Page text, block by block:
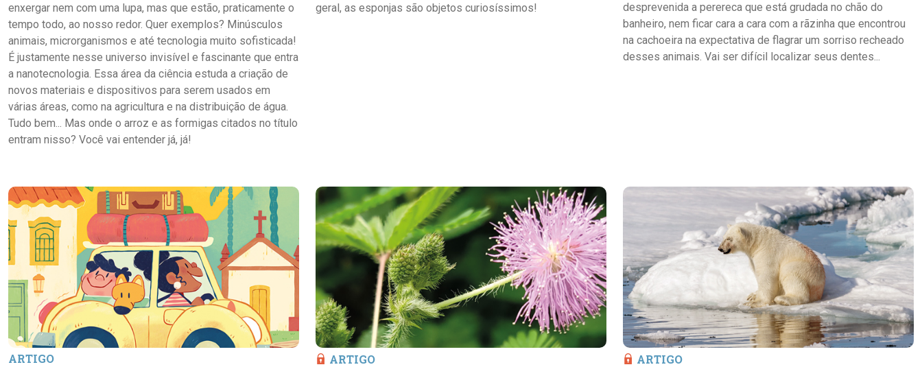
enxergar nem com uma lupa, mas que estão, praticamente o
tempo todo, ao nosso redor. Quer exemplos? Minúsculos
animais, microrganismos e até tecnologia muito sofisticada!
É justamente nesse universo invisível e fascinante que entra
a nanotecnologia. Essa área da ciência estuda a criação de
novos materiais e dispositivos para serem usados em
várias áreas, como na agricultura e na distribuição de água.
Tudo bem... Mas onde o arroz e as formigas citados no título
entram nisso? Você vai entender já, já!
geral, as esponjas são objetos curiosíssimos!
desprevenida a perereca que está grudada no chão do
banheiro, nem ficar cara a cara com a rãzinha que encontrou
na cachoeira na expectativa de flagrar um sorriso recheado
desses animais. Vai ser difícil localizar seus dentes...
ARTIGO ARTIGO ARTIGO